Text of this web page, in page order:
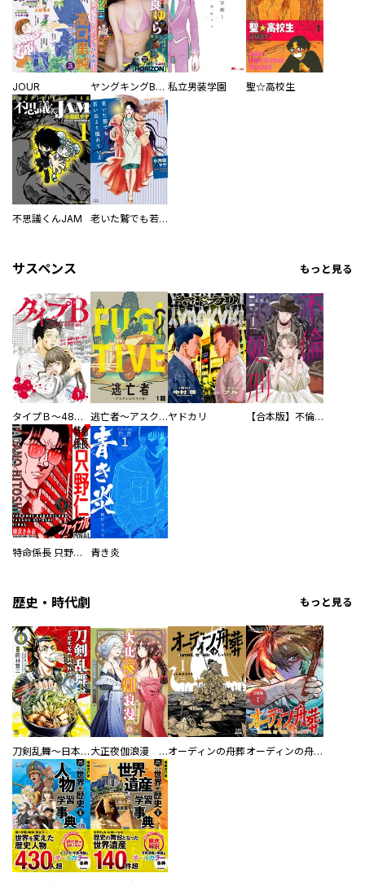
JOUR ヤングキングBULL 私立男装学園 聖☆高校生
不思議くんJAM 老いた鷲でも若い鳥より優れている
サスペンス もっと見る
タイプＢ～48時間後、致死率100％～【単話】 逃亡者～アスクレピオスの杖～ヤドカリ 【合本版】不倫処刑
特命係長 只野仁ファイナル 愛蔵版 青き炎
歴史・時代劇 もっと見る
刀剣乱舞～日本号つれづれ酒～ 大正夜伽浪漫 －金曜日の花嫁—オーディンの舟葬 オーディンの舟葬 分冊版